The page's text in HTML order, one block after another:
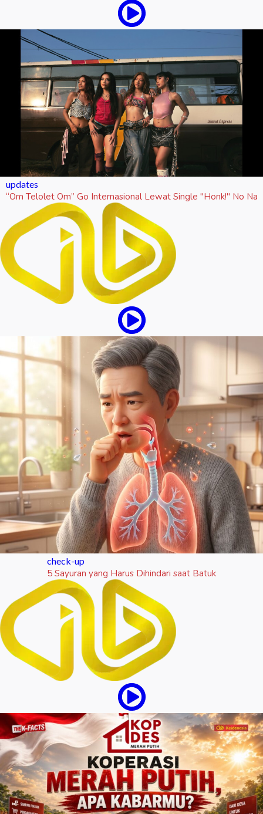
updates
“Om Telolet Om” Go Internasional Lewat Single "Honk!" No Na
check-up
5 Sayuran yang Harus Dihindari saat Batuk